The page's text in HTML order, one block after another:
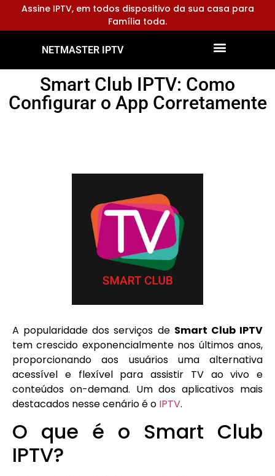
Assine IPTV, em todos dispositivo da sua casa para
Família toda.
NETMASTER IPTV
Smart Club IPTV: Como
Configurar o App Corretamente
A popularidade dos serviços de Smart Club IPTV
tem crescido exponencialmente nos últimos anos,
proporcionando aos usuários uma alternativa
acessível e flexível para assistir TV ao vivo e
conteúdos on-demand. Um dos aplicativos mais
destacados nesse cenário é o IPTV.
O que é o Smart Club
IPTV?